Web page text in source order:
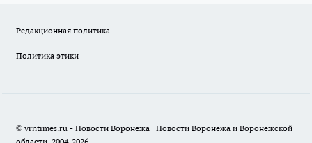
Редакционная политика
Политика этики
© vrntimes.ru - Новости Воронежа | Новости Воронежа и Воронежской